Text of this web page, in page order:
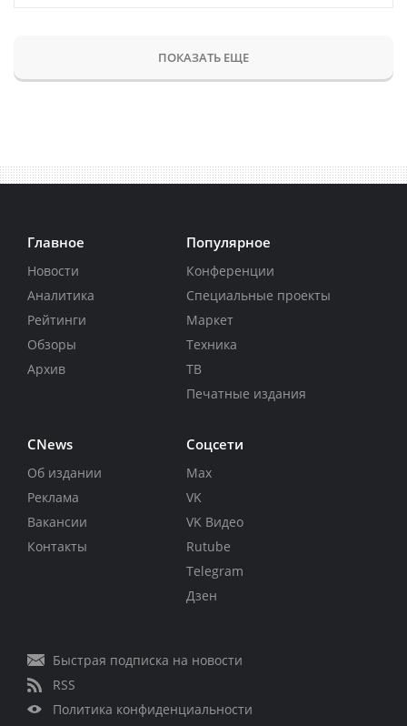
ПОКАЗАТЬ ЕЩЕ
Главное
Новости
Аналитика
Рейтинги
Обзоры
Архив
Популярное
Конференции
Специальные проекты
Маркет
Техника
ТВ
Печатные издания
CNews
Об издании
Реклама
Вакансии
Контакты
Соцсети
Max
VK
VK Видео
Rutube
Telegram
Дзен
Быстрая подписка на новости
RSS
Политика конфиденциальности